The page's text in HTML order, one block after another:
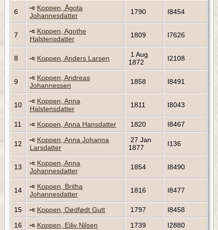
6
Koppen, Ågota
Johannesdatter
1790 I8454
7
Koppen, Agothe
Halstensdatter
1809 I7626
8 Koppen, Anders Larsen
1 Aug
1872
I2108
9
Koppen, Andreas
Johannessen
1858 I8491
10
Koppen, Anna
Halstensdatter
1811 I8043
11 Koppen, Anna Hansdatter 1820 I8467
12
Koppen, Anna Johanna
Larsdatter
27 Jan
1877
I136
13
Koppen, Anna
Johannesdatter
1854 I8490
14
Koppen, Britha
Johannesdatter
1816 I8477
15 Koppen, Dødfødt Gutt 1797
I8458
16
Koppen, Eiliv Nilsen 1739
I2880